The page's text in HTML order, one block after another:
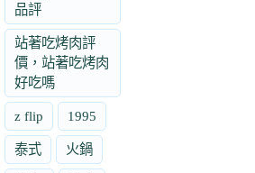
品評
站著吃烤肉評
價，站著吃烤肉
好吃嗎
z flip 1995
泰式 火鍋